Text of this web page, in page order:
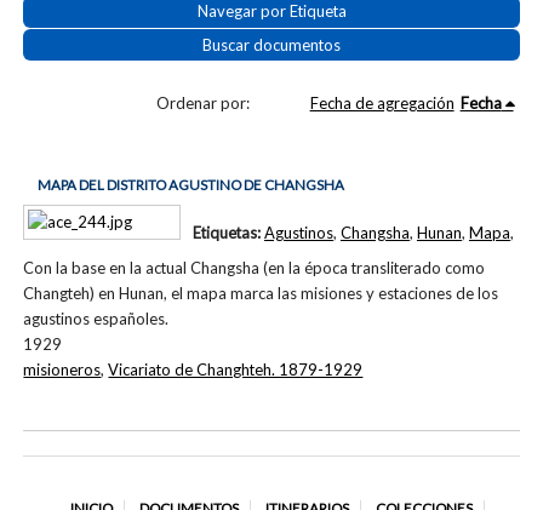
Navegar por Etiqueta
Buscar documentos
Ordenar por: Fecha de agregación Fecha
MAPA DEL DISTRITO AGUSTINO DE CHANGSHA
Con la base en la actual Changsha (en la época transliterado como
Changteh) en Hunan, el mapa marca las misiones y estaciones de los
agustinos españoles.
1929
Etiquetas:Agustinos, Changsha, Hunan, Mapa,
misioneros,Vicariato de Changhteh. 1879-1929